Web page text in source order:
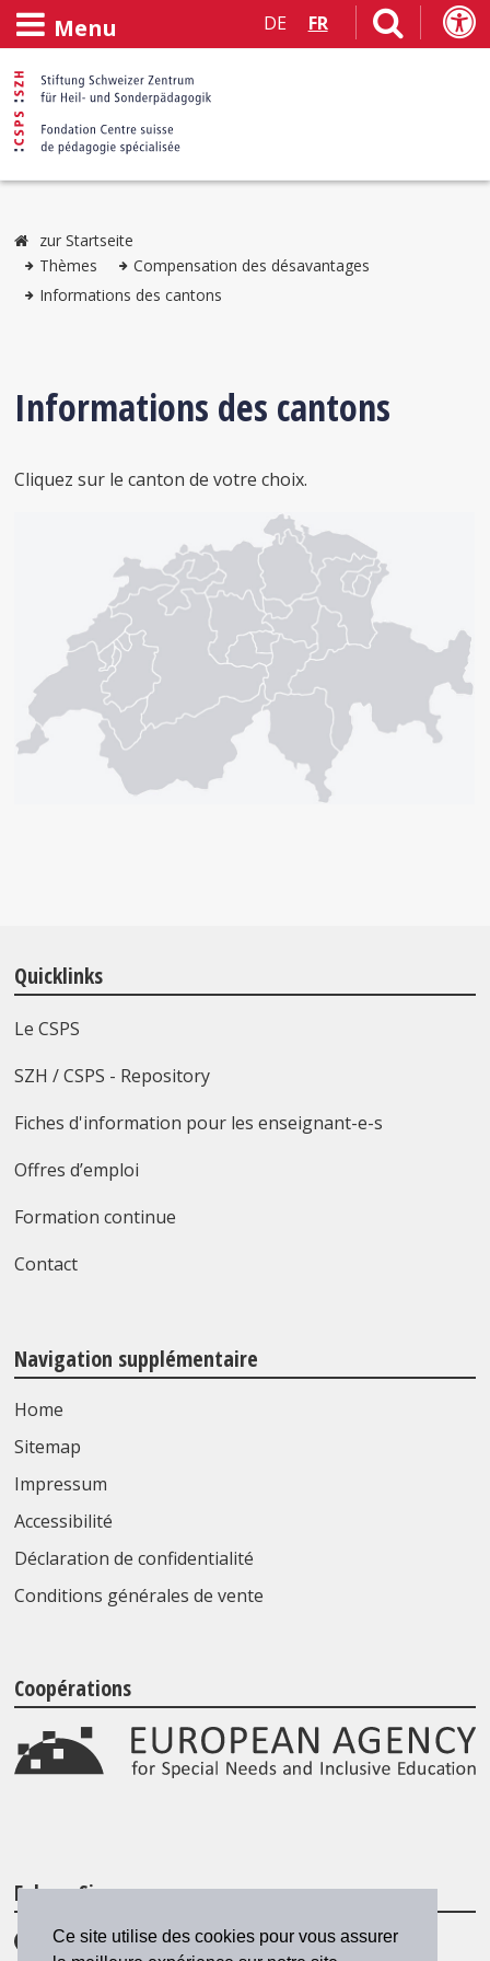
Ce site utilise des cookies pour vous assurer
Menu DE FR
zur Startseite
Thèmes
Compensation des désavantages
Informations des cantons
Informations des cantons
Cliquez sur le canton de votre choix.
Quicklinks
Le CSPS
SZH / CSPS - Repository
Fiches d'information pour les enseignant-e-s
Offres d’emploi
Formation continue
Contact
Navigation supplémentaire
Home
Sitemap
Impressum
Accessibilité
Déclaration de confidentialité
Conditions générales de vente
Coopérations
Folgen Sie uns